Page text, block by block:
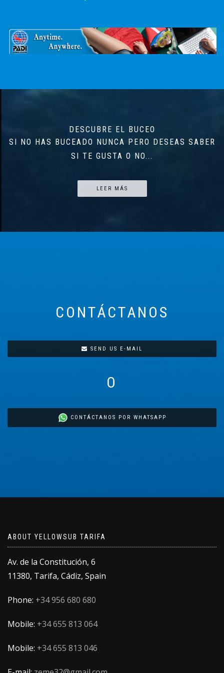
DESCUBRE EL BUCEO
SI NO HAS BUCEADO NUNCA PERO DESEAS SABER
SI TE GUSTA O NO...
LEER MÁS
CONTÁCTANOS
SEND US E-MAIL
O
CONTÁCTANOS POR WHATSAPP
ABOUT YELLOWSUB TARIFA
Av. de la Constitución, 6
11380, Tarifa, Cádiz, Spain
Phone: +34 956 680 680
Mobile: +34 655 813 064
Mobile: +34 655 813 046